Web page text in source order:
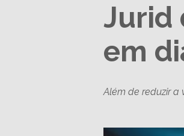
Jurid
em
Além de reduzir a